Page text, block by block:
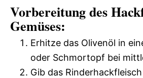
Vorbereitung des
Gemüses:
Erhitze das Olivenöl in
oder Schmortopf bei
Gib das